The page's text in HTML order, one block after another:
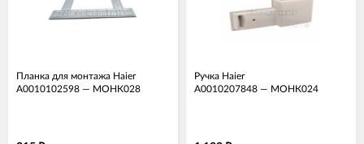
Планка для монтажа Haier
A0010102598 — МОНК028
Ручка Haier
A0010207848 — МОНК024